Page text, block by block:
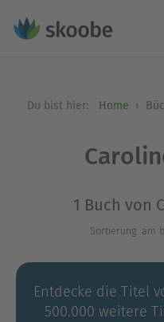
Du bist hier: Home
1 Buch von
Sortierung: am
Entdecke die Titel
500.000 weitere